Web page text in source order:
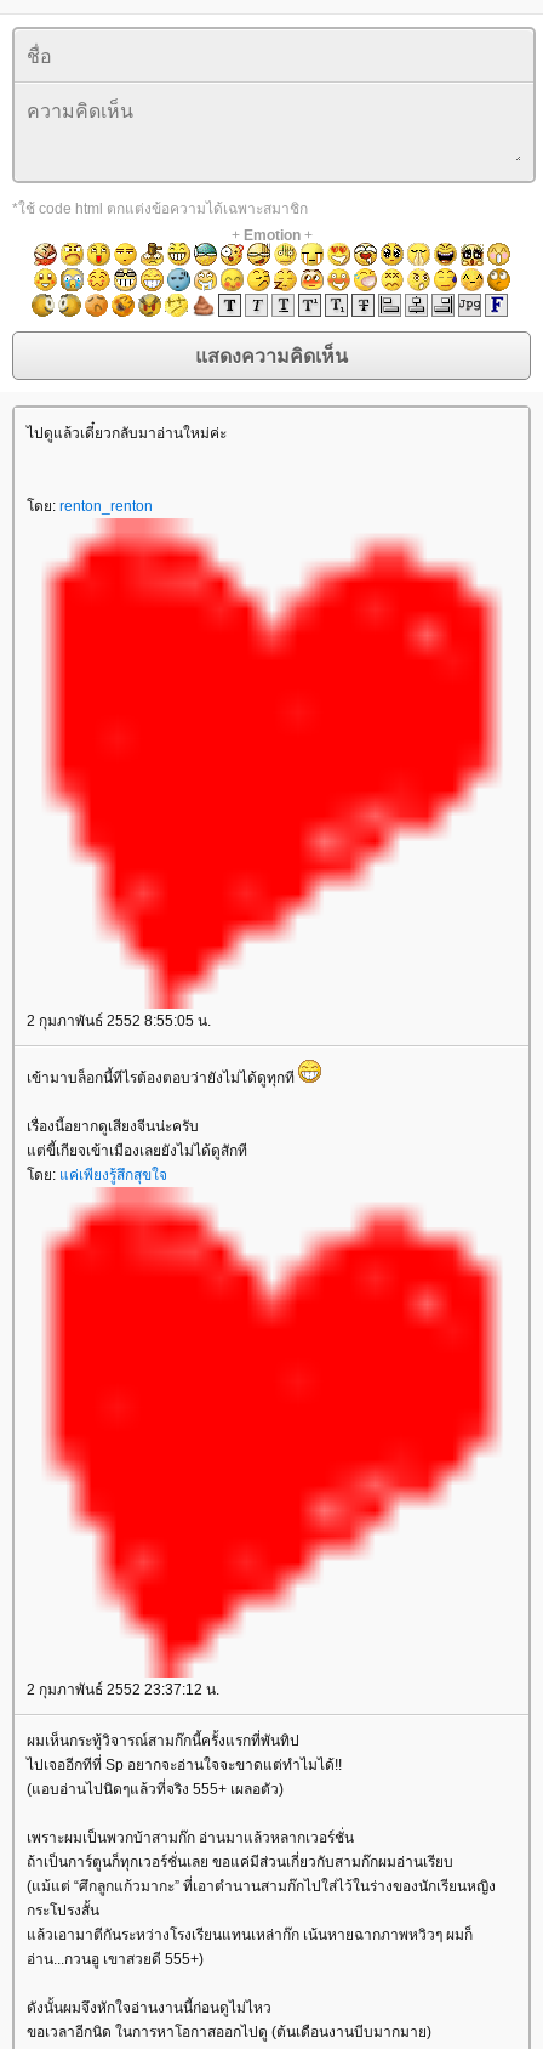
*ใช้ code html ตกแต่งข้อความได้เฉพาะสมาชิก
+ Emotion+
ไปดูแล้วเดี๋ยวกลับมาอ่านใหม่ค่ะ
ดย: renton_renton
2 กุมภาพันธ์ 2552 8:55:05 น.
เข้ามาบล็อกนี้ทีไรต้องตอบว่ายังไม่ได้ดูทุกที
เรื่องนี้อยากดูเสียงจีนน่ะครับ
ต่ขี้เกียจเข้าเมืองเลยยังไม่ได้ดูสักที
ดย: ค่เพียงรู้สึกสุขใจ
2 กุมภาพันธ์ 2552 23:37:12 น.
ผมเห็นกระทู้วิจารณ์สามก๊กนี้ครั้งแรกที่พันทิป
ไปเจออีกทีที่ Sp อยากจะอ่านใจจะขาดแต่ทำไมได้!!
(แอบอ่านไปนิดๆแล้วที่จริง 555+ เผลอตัว)
เพราะผมเป็นพวกบ้าสามก๊ก อ่านมาแล้วหลากเวอร์ชั่น
ถ้าเป็นการ์ตูนก็ทุกเวอร์ชั่นเลย ขอแค่มีส่วนเกี่ยวกับสามก๊กผมอ่านเรียบ
(แม้แต่ “ศึกลูกแก้วมากะ” ที่เอาตำนานสามก๊กไปใส่ไว้ในร่างของนักเรียนหญิง
กระโปรงสั้น
ล้วเอามาตีกันระหว่างโรงเรียนแทนเหล่าก๊ก เน้นหายฉากภาพหวิวๆ ผมก็
อ่าน...กวนอู เขาสวยดี 555+)
ดังนั้นผมจึงหักใจอ่านงานนี้ก่อนดูไม่ไหว
ขอเวลาอีกนิด ในการหาโอกาสออกไปดู (ต้นเดือนงานบีบมากมาย)